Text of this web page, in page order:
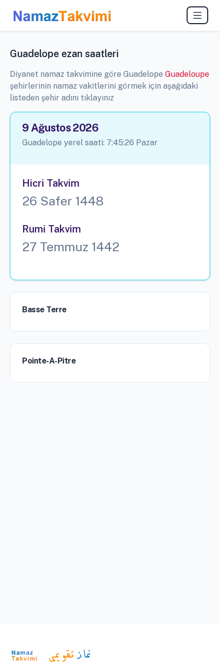
Guadelope ezan saatleri
Diyanet namaz takvimine göre Guadelope Guadeloupe
şehirlerinin namaz vakitlerini görmek için aşağıdaki
listeden şehir adını tıklayınız
9 Ağustos 2026
Guadelope yerel saati: 7:45:26 Pazar
Hicri Takvim
26 Safer 1448
Rumi Takvim
27 Temmuz 1442
Basse Terre
Pointe-A-Pitre